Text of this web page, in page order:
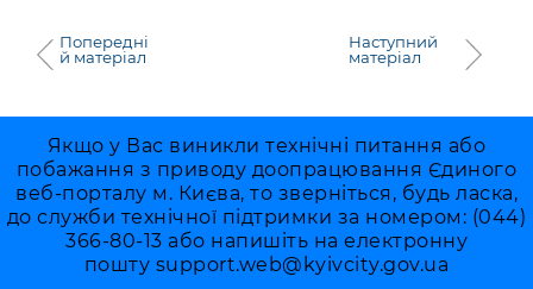
Гендерна політика
Безбар'єрність
Київська міська військова адміністрація
Портал послуг
Важливе під час воєнного стану
Публічні дашборди
Попередні
й матеріал
Наступний
матеріал
Якщо у Вас виникли технічні питання або
побажання з приводу доопрацювання Єдиного
веб-порталу м. Києва, то зверніться, будь ласка,
до служби технічної підтримки за номером: (044)
366-80-13 або напишіть на електронну
пошту support.web@kyivcity.gov.ua